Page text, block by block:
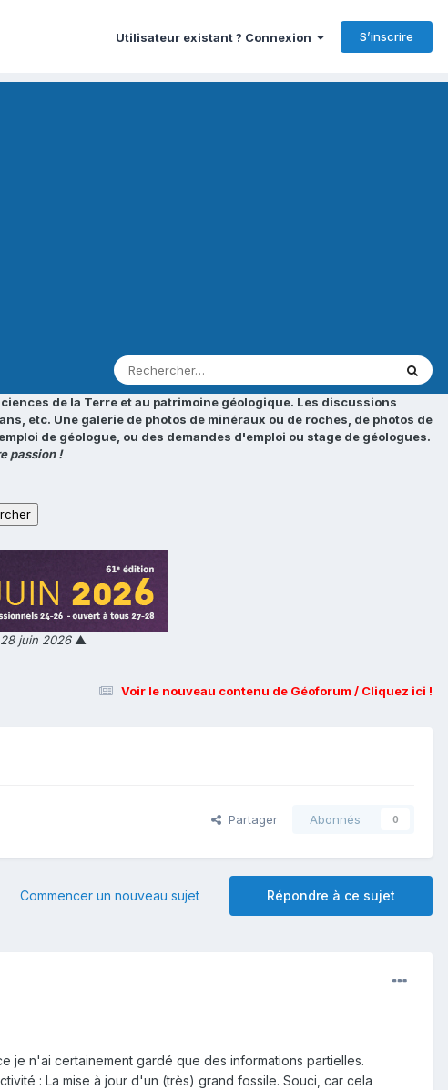
Utilisateur existant ? Connexion S’inscrire
de la Terre et au patrimoine géologique. Les discussions
etc. Une galerie de photos de minéraux ou de roches, de photos de
de géologue, ou des demandes d'emploi ou stage de géologues.
passion !
juin 2026▲
Voir le nouveau contenu de Géoforum / Cliquez ici !
Partager Abonnés 0
Répondre à ce sujet
Commencer un nouveau sujet
je n'ai certainement gardé que des informations partielles.
: La mise à jour d'un (très) grand fossile. Souci, car cela